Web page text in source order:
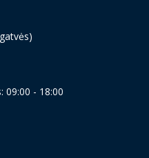
09:00 - 18:00